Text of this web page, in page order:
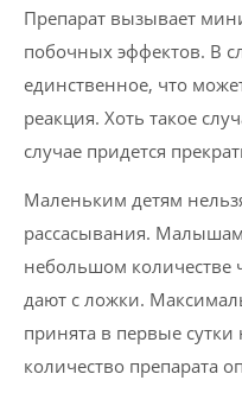
Препарат вызывает
побочных эффектов. В
единственное, что
реакция. Хоть такое
случае придется
Маленьким детям
рассасывания. Малышам
небольшом количестве
дают с ложки.
принята в первые
количество препарата